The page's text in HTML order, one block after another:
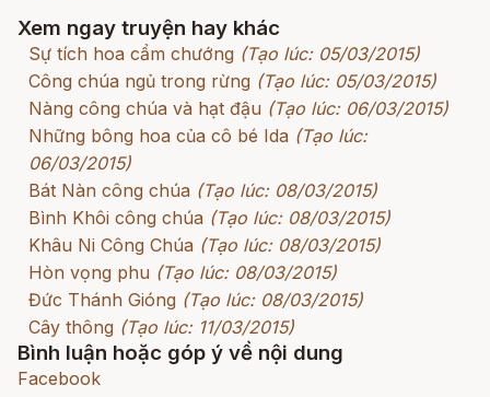
Xem ngay truyện hay khác
Sự tích hoa cẩm chướng (Tạo lúc: 05/03/2015)
Công chúa ngủ trong rừng (Tạo lúc: 05/03/2015)
Nàng công chúa và hạt đậu (Tạo lúc: 06/03/2015)
Những bông hoa của cô bé Ida (Tạo lúc:
06/03/2015)
Bát Nàn công chúa (Tạo lúc: 08/03/2015)
Bình Khôi công chúa (Tạo lúc: 08/03/2015)
Khâu Ni Công Chúa (Tạo lúc: 08/03/2015)
Hòn vọng phu (Tạo lúc: 08/03/2015)
Đức Thánh Gióng (Tạo lúc: 08/03/2015)
Cây thông (Tạo lúc: 11/03/2015)
Bình luận hoặc góp ý về nội dung
Facebook